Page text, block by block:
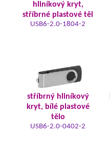
hliníkový kryt,
stříbrné plastové těl
USB6-2.0-1804-2
stříbrný hliníkový
kryt, bílé plastové
tělo
USB6-2.0-0402-2